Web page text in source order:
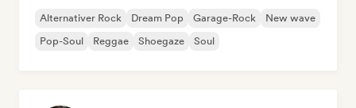
Alternativer Rock Dream Pop Garage-Rock
New wave
Pop-Soul
Reggae Shoegaze Soul